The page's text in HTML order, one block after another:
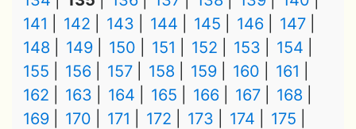
141
142 143 144 145 146
147
148
149 150 151 152 153
154
155
156 157 158 159 160
161
162
163 164 165 166 167
168
169
170 171 172 173 174
175